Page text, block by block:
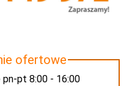
ofertowe
pn-pt 8:00 - 16:00